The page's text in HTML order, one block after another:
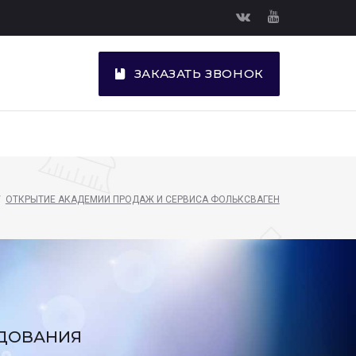
ЗАКАЗАТЬ ЗВОНОК
ОТКРЫТИЕ АКАДЕМИИ ПРОДАЖ И СЕРВИСА ФОЛЬКСВАГЕН